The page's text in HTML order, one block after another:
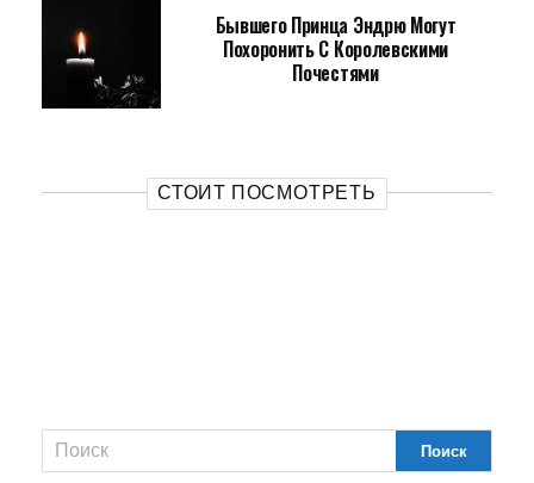
Бывшего Принца Эндрю Могут
Похоронить С Королевскими
Почестями
СТОИТ ПОСМОТРЕТЬ